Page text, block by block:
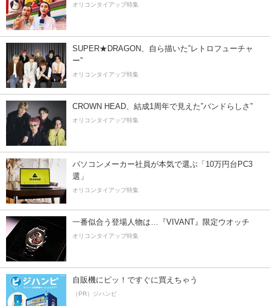
オリコンタイアップ特集
SUPER★DRAGON、自ら描いた”レトロフューチャ
ー”
オリコンタイアップ特集
CROWN HEAD、結成1周年で見えた”バンドらしさ”
オリコンタイアップ特集
パソコンメーカー社員が本気で選ぶ「10万円台PC3
選」
オリコンタイアップ特集
一番似合う登場人物は…『VIVANT』限定ウオッチ
オリコンタイアップ特集
自販機にピッ！ですぐに買えちゃう
（PR）ジハンピ